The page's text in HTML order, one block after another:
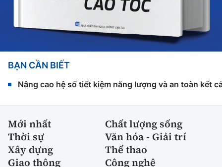
BẠN CẦN BIẾT
Nâng cao hệ số tiết kiệm năng lượng và an toàn kết
Mới nhất
Chất lượng sống
Thời sự
Văn hóa - Giải trí
Xây dựng
Thể thao
Giao thông
Công nghệ